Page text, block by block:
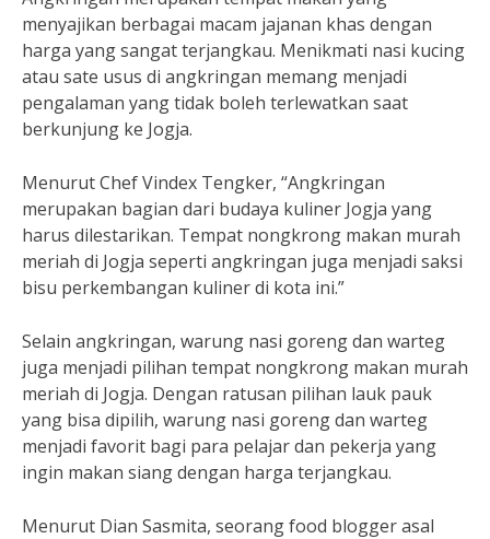
menyajikan berbagai macam jajanan khas dengan
harga yang sangat terjangkau. Menikmati nasi kucing
atau sate usus di angkringan memang menjadi
pengalaman yang tidak boleh terlewatkan saat
berkunjung ke Jogja.
Menurut Chef Vindex Tengker, “Angkringan
merupakan bagian dari budaya kuliner Jogja yang
harus dilestarikan. Tempat nongkrong makan murah
meriah di Jogja seperti angkringan juga menjadi saksi
bisu perkembangan kuliner di kota ini.”
Selain angkringan, warung nasi goreng dan warteg
juga menjadi pilihan tempat nongkrong makan murah
meriah di Jogja. Dengan ratusan pilihan lauk pauk
yang bisa dipilih, warung nasi goreng dan warteg
menjadi favorit bagi para pelajar dan pekerja yang
ingin makan siang dengan harga terjangkau.
Menurut Dian Sasmita, seorang food blogger asal